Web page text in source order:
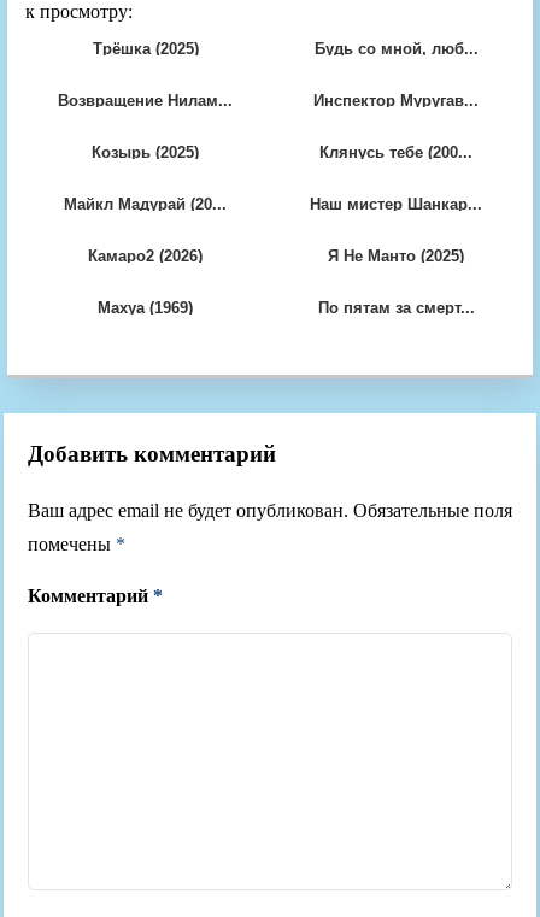
к просмотру:
Трёшка (2025) Будь со мной, люб...
Возвращение Нилам... Инспектор Муругав...
Козырь (2025) Клянусь тебе (200...
Майкл Мадурай (20... Наш мистер Шанкар...
Камаро2 (2026) Я Не Манто (2025)
Махуа (1969) По пятам за смерт...
Добавить комментарий
Ваш адрес email не будет опубликован. Обязательные поля
помечены *
Комментарий *